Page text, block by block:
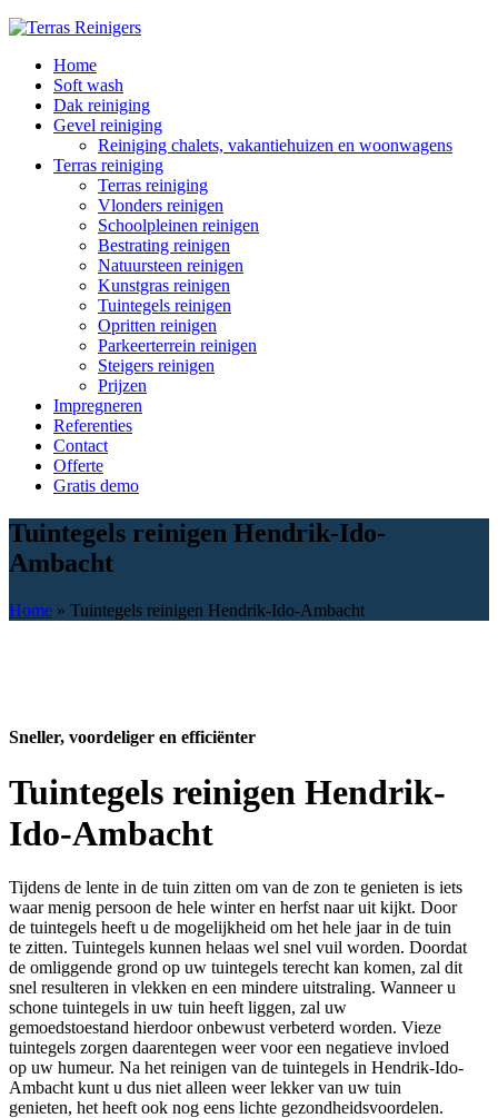
Home
Soft wash
Dak reiniging
Gevel reiniging
Reiniging chalets, vakantiehuizen en woonwagens
Terras reiniging
Terras reiniging
Vlonders reinigen
Schoolpleinen reinigen
Bestrating reinigen
Natuursteen reinigen
Kunstgras reinigen
Tuintegels reinigen
Opritten reinigen
Parkeerterrein reinigen
Steigers reinigen
Prijzen
Impregneren
Referenties
Contact
Offerte
Gratis demo
Tuintegels reinigen Hendrik-Ido-
Ambacht
Home » Tuintegels reinigen Hendrik-Ido-Ambacht
Sneller, voordeliger en efficiënter
Tuintegels reinigen Hendrik-
Ido-Ambacht
Tijdens de lente in de tuin zitten om van de zon te genieten is iets
waar menig persoon de hele winter en herfst naar uit kijkt. Door
de tuintegels heeft u de mogelijkheid om het hele jaar in de tuin
te zitten. Tuintegels kunnen helaas wel snel vuil worden. Doordat
de omliggende grond op uw tuintegels terecht kan komen, zal dit
snel resulteren in vlekken en een mindere uitstraling. Wanneer u
schone tuintegels in uw tuin heeft liggen, zal uw
gemoedstoestand hierdoor onbewust verbeterd worden. Vieze
tuintegels zorgen daarentegen weer voor een negatieve invloed
op uw humeur. Na het reinigen van de tuintegels in Hendrik-Ido-
Ambacht kunt u dus niet alleen weer lekker van uw tuin
genieten, het heeft ook nog eens lichte gezondheidsvoordelen.